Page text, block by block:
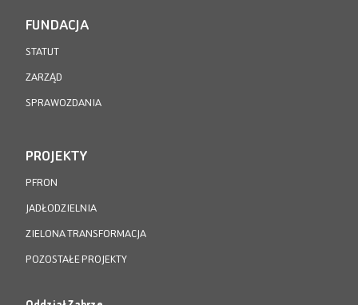
FUNDACJA
STATUT
ZARZĄD
SPRAWOZDANIA
PROJEKTY
PFRON
JADŁODZIELNIA
ZIELONA TRANSFORMACJA
POZOSTAŁE PROJEKTY